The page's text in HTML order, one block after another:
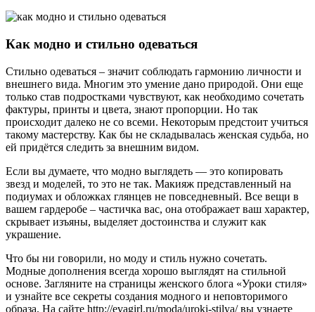
Как модно и стильно одеваться
Стильно одеваться – значит соблюдать гармонию личности и
внешнего вида. Многим это умение дано природой. Они еще
только став подростками чувствуют, как необходимо сочетать
фактуры, принты и цвета, знают пропорции. Но так
происходит далеко не со всеми. Некоторым предстоит учиться
такому мастерству. Как бы не складывалась женская судьба, но
ей придётся следить за внешним видом.
Если вы думаете, что модно выглядеть — это копировать
звезд и моделей, то это не так. Макияж представленный на
подиумах и обложках глянцев не повседневный. Все вещи в
вашем гардеробе – частичка вас, она отображает ваш характер,
скрывает изъяны, выделяет достоинства и служит как
украшение.
Что бы ни говорили, но моду и стиль нужно сочетать.
Модные дополнения всегда хорошо выглядят на стильной
основе. Загляните на страницы женского блога «Уроки стиля»
и узнайте все секреты создания модного и неповторимого
образа. На сайте http://evagirl.ru/moda/uroki-stilya/ вы узнаете